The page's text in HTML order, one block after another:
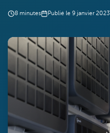
8 minutes Publié le 9 janvier 2023